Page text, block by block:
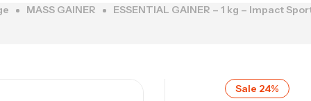
MASS GAINER ESSENTIAL GAINER – 1 kg – Impact
Sale 24%